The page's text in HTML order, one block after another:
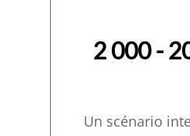
2 000 -
Un scénario